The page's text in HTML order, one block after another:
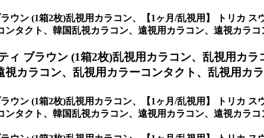
ウン (1箱2枚)乱視用カラコン、
【1ヶ月/乱視用】 トリカ
タクト、韓国乱視カラコン、遠視用カラコン、遠視カラ
ィ ブラウン (1箱2枚)乱視用カラコン、 乱視用カラ
カラコン、乱視用カラーコンタクト、乱視用カ
ウン (1箱2枚)乱視用カラコン、
【1ヶ月/乱視用】 トリカ
タクト、韓国乱視カラコン、遠視用カラコン、遠視カラ